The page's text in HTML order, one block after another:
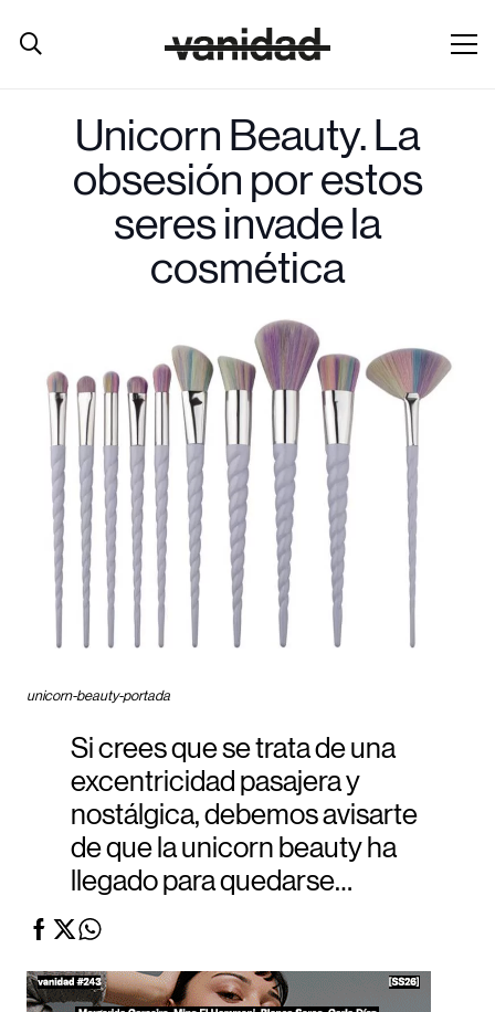
Unicorn Beauty. La
obsesión por estos
seres invade la
cosmética
unicorn-beauty-portada
Si crees que se trata de una
excentricidad pasajera y
nostálgica, debemos avisarte
de que la unicorn beauty ha
llegado para quedarse…